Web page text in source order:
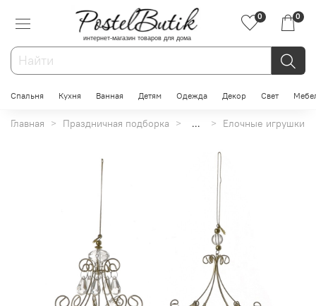
интернет-магазин товаров для дома
0 0
Спальня Кухня Ванная Детям Одежда Декор Свет
Главная Праздничная подборка ... Елочные игрушки